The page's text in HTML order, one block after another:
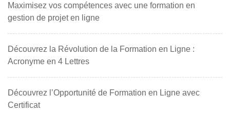
Maximisez vos compétences avec une formation en
gestion de projet en ligne
Découvrez la Révolution de la Formation en Ligne :
Acronyme en 4 Lettres
Découvrez l’Opportunité de Formation en Ligne avec
Certificat